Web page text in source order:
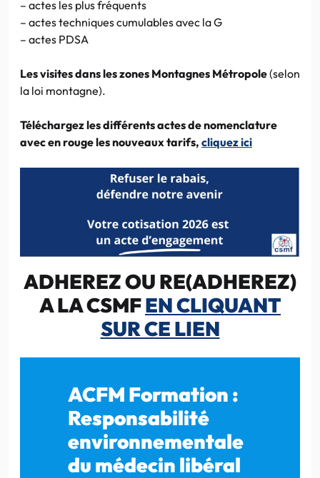
– actes les plus fréquents
– actes techniques cumulables avec la G
– actes PDSA
Les visites dans les zones Montagnes Métropole(selon
la loi montagne).
Téléchargez les différents actes de nomenclature
avec en rouge les nouveaux tarifs, cliquez ici
ADHEREZ OU RE(ADHEREZ)
A LA CSMFEN CLIQUANT
SUR CE LIEN
ACFM Formation :
Responsabilité
environnementale
du médecin libéral